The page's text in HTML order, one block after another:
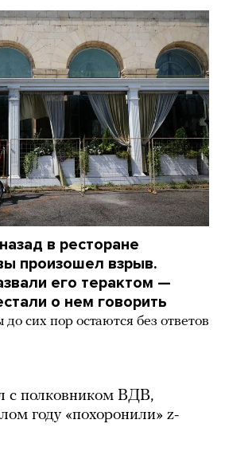
в ресторане
произошел взрыв.
его терактом —
о нем говорить
сих пор остаются без ответов
с полковником ВДВ,
году «похоронили» z-